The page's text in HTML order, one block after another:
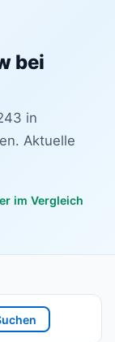
bei
in
Aktuelle
im Vergleich